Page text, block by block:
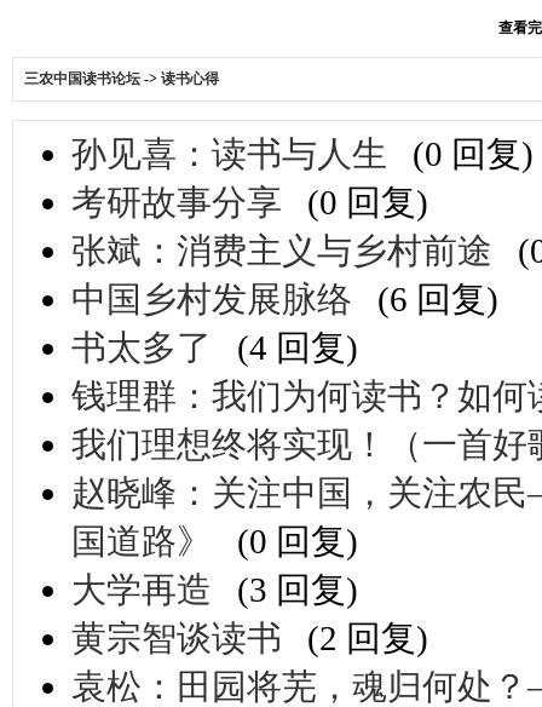
查看
三农中国读书论坛 -> 读书心得
孙见喜：读书与人生
(0 回复)
考研故事分享
(0 回复)
张斌：消费主义与乡村前途
中国乡村发展脉络
(6 回复)
书太多了
(4 回复)
钱理群：我们为何读书？如何
我们理想终将实现！（一首好
赵晓峰：关注中国，关注农
国道路》
(0 回复)
大学再造
(3 回复)
黄宗智谈读书
(2 回复)
袁松：田园将芜，魂归何处